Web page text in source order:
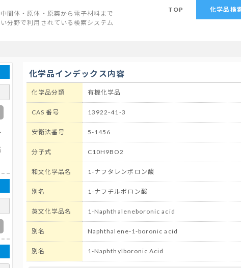
間体・原体・原薬から電子材料まで
分野で利用されている検索システム
TOP 化学品検
化学品インデックス内容
化学品分類 有機化学品
CAS 番号 13922-41-3
安衛法番号 5-1456
分子式 C10H9BO2
和文化学品名 1-ナフタレンボロン酸
別名 1-ナフチルボロン酸
英文化学品名 1-Naphthaleneboronic acid
別名 Naphthalene-1-boronic acid
別名 1-Naphthylboronic Acid